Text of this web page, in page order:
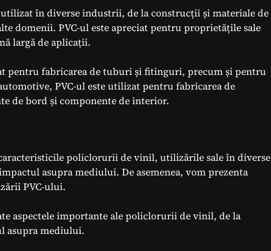
în diverse industrii, de la construcții și materiale de
domenii. PVC-ul este apreciat pentru proprietățile sale
largă de aplicații.
pentru fabricarea de tuburi și fitinguri, precum și pentru
PVC-ul este utilizat pentru fabricarea de
de bord și componente de interior.
policlorurii de vinil, utilizările sale în diverse
asupra mediului. De asemenea, vom prezenta
PVC-ului.
aspectele importante ale policlorurii de vinil, de la
asupra mediului.